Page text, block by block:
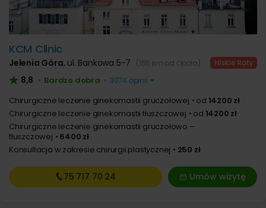
KCM Clinic
Jelenia Góra, ul. Bankowa 5-7 (155 km od Opola)
8,8 • Bardzo dobra • 3074 opinii
Chirurgiczne leczenie ginekomastii gruczołowej od 14200 zł
Chirurgiczne leczenie ginekomastii tłuszczowej
od 14200 zł
Chirurgiczne leczenie ginekomastii gruczołowo –
tłuszczowej
6400 zł
Konsultacja w zakresie chirurgii plastycznej
250 zł
Umów wizytę
75 717 70 24